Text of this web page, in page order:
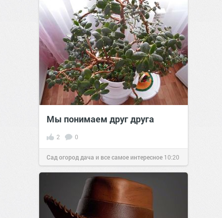
Мы понимаем друг друга
2 0
Сад огород дача и все самое интересное 10:20
14 апр 2016